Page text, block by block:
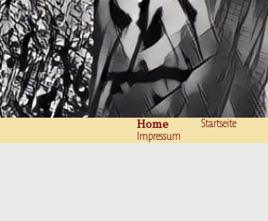
Home Startseite
Impressum